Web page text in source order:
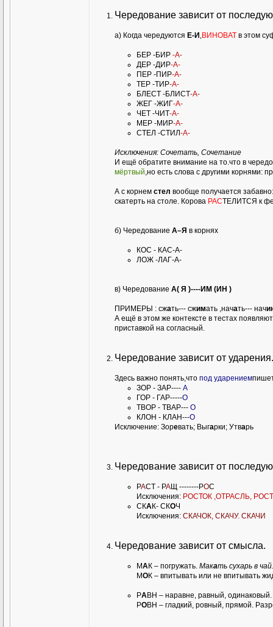
Чередование зависит от
а) Когда чередуются Е-И ,ВИНОВАТ в этом
БЕР -БИР -А-
ДЕР -ДИР-А-
ПЕР -ПИР-А-
ТЕР -ТИР-А-
БЛЕСТ -БЛИСТ-А-
ЖЕГ -ЖИГ-А-
ЧЕТ -ЧИТ-А-
МЕР -МИР-А-
СТЕЛ -СТИЛ-А-
Исключения: Сочетать, Сочетание
И ещё обратите внимание на то.что в
мёртвый,но есть слова с другими корнями:
А с корнем стел вообще получается
скатерть на столе. Корова РАСТЕЛИТСЯ к
б) Чередование А–Я в корнях
КОС - КАС-А-
ЛОЖ -ЛАГ-А-
в) Чередование А( Я )----ИМ (ИН )
ПРИМЕРЫ : сжать--- сжимать ,начать--- нач
А ещё в этом же контексте в тестах
приставкой на согласный.
Чередование зависит от ударения.
Здесь важно понять,что под ударением
ЗОР - ЗАР---- А
ГОР - ГАР-----О
ТВОР - ТВАР--- О
КЛОН - КЛАН---О
Исключение: Зоревать; Выгарки; Утварь
Чередование зависит от
РАСТ - РАЩ --------РОС
Исключения: РОСТОК ,ОТРАСЛЬ,
СКАК- СКОЧ
Исключения: СКАЧОК, СКАЧУ. СКАЧИ
Чередование зависит от смысла.
МАК – погружать. Макать сухарь в чай.
МОК – впитывать или не впитывать
РАВН – наравне, равный,
РОВН – гладкий, ровный, прямой. Разр